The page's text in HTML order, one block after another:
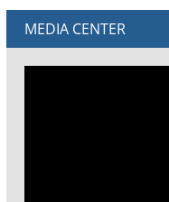
MEDIA CENTER